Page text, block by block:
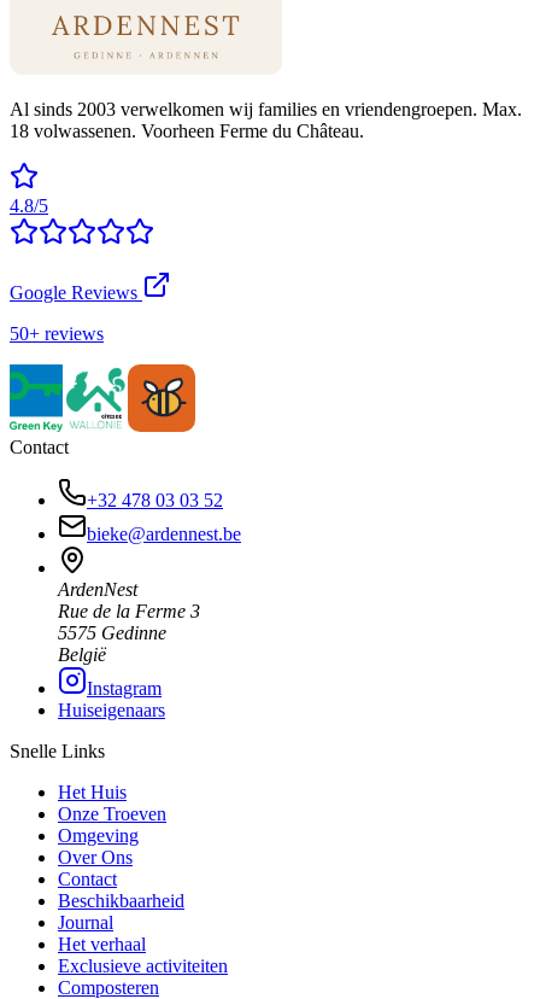
Al sinds 2003 verwelkomen wij families en vriendengroepen. Max.
18 volwassenen. Voorheen Ferme du Château.
4.8/5
Google Reviews
50+ reviews
Contact
+32 478 03 03 52
bieke@ardennest.be
ArdenNest
Rue de la Ferme 3
5575 Gedinne
België
Instagram
Huiseigenaars
Snelle Links
Het Huis
Onze Troeven
Omgeving
Over Ons
Contact
Beschikbaarheid
Journal
Het verhaal
Exclusieve activiteiten
Composteren